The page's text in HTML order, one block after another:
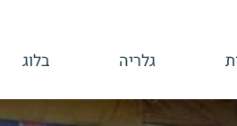
גלריה בלוג